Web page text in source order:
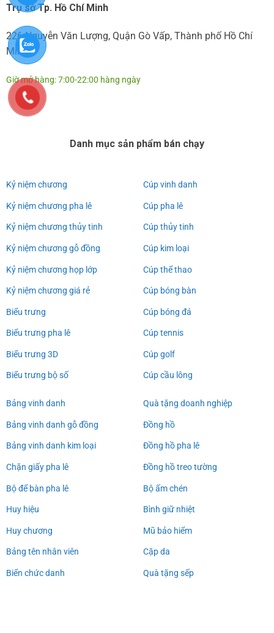
Trụ sở Tp. Hồ Chí Minh
226 Nguyễn Văn Lượng, Quận Gò Vấp, Thành phố Hồ Chí
Minh
Giờ mở hàng: 7:00-22:00 hàng ngày
Danh mục sản phẩm bán chạy
Kỷ niệm chương
Kỷ niệm chương pha lê
Kỷ niệm chương thủy tinh
Kỷ niệm chương gỗ đồng
Kỷ niệm chương họp lớp
Kỷ niệm chương giá rẻ
Biểu trưng
Biểu trưng pha lê
Biểu trưng 3D
Biểu trưng bộ số
Cúp vinh danh
Cúp pha lê
Cúp thủy tinh
Cúp kim loại
Cúp thể thao
Cúp bóng bàn
Cúp bóng đá
Cúp tennis
Cúp golf
Cúp cầu lông
Bảng vinh danh
Bảng vinh danh gỗ đồng
Bảng vinh danh kim loại
Chặn giấy pha lê
Bộ để bàn pha lê
Huy hiệu
Huy chương
Bảng tên nhân viên
Biển chức danh
Quà tặng doanh nghiệp
Đồng hồ
Đồng hồ pha lê
Đồng hồ treo tường
Bộ ấm chén
Bình giữ nhiệt
Mũ bảo hiểm
Cặp da
Quà tặng sếp